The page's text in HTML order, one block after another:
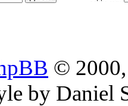
©
by Daniel